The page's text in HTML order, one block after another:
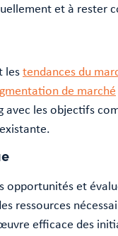
et à rester
lestendances du
de marché
les objectifs
opportunités et
ressources
efficace des